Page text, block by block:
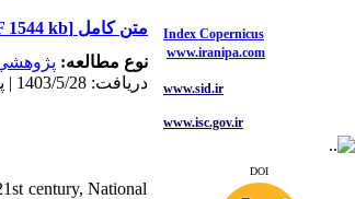
Index Copernicus
www.iranipa.com
www.sid.ir
www.isc.gov.ir
www.magiran.com
DOI
متن کامل [PDF 1544 kb]
نوع مطالعه:
دریافت: 1403/5/28 | پذیرش: 1403/8/9 | انتشار: 1404/1/17
century, National